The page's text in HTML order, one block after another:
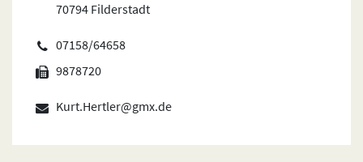
70794 Filderstadt
07158/64658
9878720
Kurt.Hertler@gmx.de